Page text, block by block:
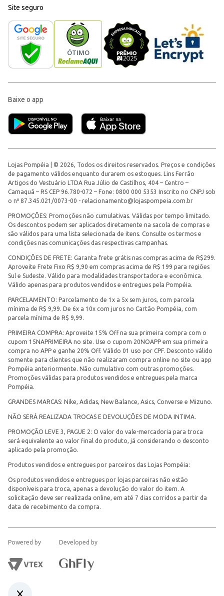
Site seguro
Baixe o app
Lojas Pompéia | © 2026, Todos os direitos reservados. Preços e condições
de pagamento válidos enquanto durarem os estoques. Lins Ferrão
Artigos do Vestuário LTDA Rua Júlio de Castilhos, 404 – Centro –
Camaquã – RS CEP 96.780-072 – Fone: 0800 000 5353 Inscrito no CNPJ sob
o nº 87.345.021/0073-00 - relacionamento@lojaspompeia.com.br
PROMOÇÕES: Promoções não cumulativas. Válidas por tempo limitado.
Os descontos podem ser aplicados diretamente na sacola de compras e
são válidos para uma lista selecionada de itens. Consulte os termos e
condições nas comunicações das respectivas campanhas.
CONDIÇÕES DE FRETE: Garanta frete grátis nas compras acima de R$299.
Aproveite Frete Fixo R$ 9,90 em compras acima de R$ 199 para regiões
Sul e Sudeste. Válido para modalidades transportadora e econômica.
Válido apenas para produtos vendidos e entregues pela Pompéia.
PARCELAMENTO: Parcelamento de 1x a 5x sem juros, com parcela
mínima de R$ 9,99. De 6x a 10x com juros no Cartão Pompéia, com
parcela mínima de R$ 9,99.
PRIMEIRA COMPRA: Aproveite 15% Off na sua primeira compra com o
cupom 15NAPRIMEIRA no site. Use o cupom 20NOAPP em sua primeira
compra no APP e ganhe 20% Off. Válido 01 uso por CPF. Desconto válido
somente para clientes que não realizaram compra online no site ou app
Pompéia anteriormente. Não cumulativo com outras promoções.
Promoções válidas para produtos vendidos e entregues pela marca
Pompéia.
GRANDES MARCAS: Nike, Adidas, New Balance, Asics, Converse e Mizuno.
NÃO SERÁ REALIZADA TROCAS E DEVOLUÇÕES DE MODA INTIMA.
PROMOÇÃO LEVE 3, PAGUE 2: O valor do vale-mercadoria para troca
será equivalente ao valor final do produto, já considerando o desconto
aplicado pela promoção.
Produtos vendidos e entregues por parceiros das Lojas Pompéia:
Os produtos vendidos e entregues por lojas parceiras não estão
disponíveis para troca, apenas a devolução do valor do item. A
solicitação deve ser realizada online, em até 7 dias corridos a partir da
data de recebimento da compra.
Powered by Developed by